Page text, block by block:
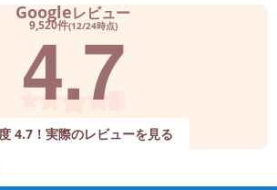
Googleレビュー
9,520件(12/24時点)
4.7
4.7！実際のレビューを見る